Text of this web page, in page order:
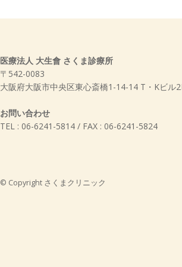
医療法人 大生會 さくま診療所
〒542-0083
大阪府大阪市中央区東心斎橋1-14-14 T・Kビル
お問い合わせ
TEL : 06-6241-5814 / FAX : 06-6241-5824
© Copyright さくまクリニック